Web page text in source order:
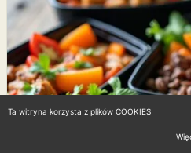
Ta witryna korzysta z plików COOKIES